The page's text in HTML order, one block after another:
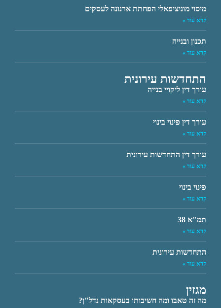
מיסוי מוניציפאלי הפחתת ארנונה לעסקים
קרא עוד »
תכנון ובנייה
קרא עוד »
התחדשות עירונית
עורך דין ליקויי בנייה
קרא עוד »
עורך דין פינוי בינוי
קרא עוד »
עורך דין התחדשות עירונית
קרא עוד »
פינוי בינוי
קרא עוד »
תמ"א 38
קרא עוד »
התחדשות עירונית
קרא עוד »
מגזין
מה זה טאבו ומה חשיבותו בעסקאות נדל"ן?